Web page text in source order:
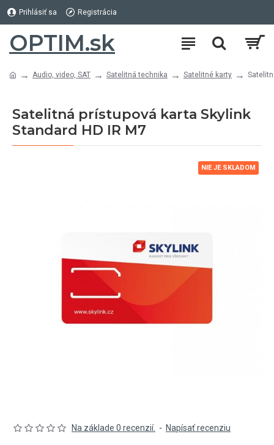
Prihlásiť sa Registrácia
OPTIM.sk
Audio, video, SAT Satelitná technika Satelitné karty
Satelitná prístupová karta Skylink
Standard HD IR M7
NIE JE SKLADOM
Na základe 0 recenzií. - Napísať recenziu